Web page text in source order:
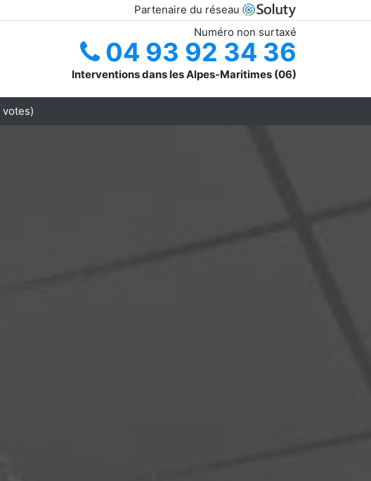
Partenaire du réseau
Numéro non surtaxé
04 93 92 34 36
Interventions dans les Alpes-Maritimes (06)
votes)